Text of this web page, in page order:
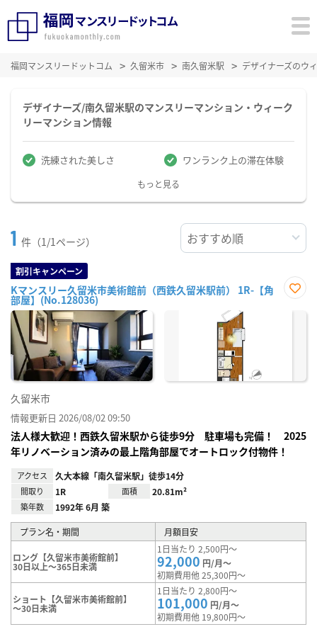
福岡マンスリードットコム 久留米市 南久留米駅 デザイナーズのウ
デザイナーズ/南久留米駅のマンスリーマンション・ウィーク
リーマンション情報
洗練された美しさ ワンランク上の滞在体験
もっと見る
1 件（1/1ページ）
割引キャンペーン
Kマンスリー久留米市美術館前（西鉄久留米駅前） 1R-【角
部屋】(No.128036)
に入
久留米市
情報更新日 2026/08/02 09:50
法人様大歓迎！西鉄久留米駅から徒歩9分 駐車場も完備！ 2025
年リノベーション済みの最上階角部屋でオートロック付物件！
アクセス 久大本線「南久留米駅」徒歩14分
間取り 1R 面積 20.81m²
築年数 1992年 6月 築
プラン名・期間 月額目安
ロング【久留米市美術館前】
30日以上～365日未満
1日当たり 2,500円～
92,000 円/月～
初期費用他 25,300円～
ショート【久留米市美術館前】
～30日未満
1日当たり 2,800円～
101,000 円/月～
初期費用他 19,800円～